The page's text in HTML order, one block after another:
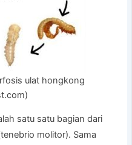
ulat hongkong
satu satu bagian dari
molitor). Sama